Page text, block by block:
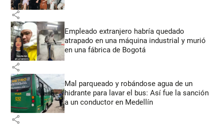
share
Empleado extranjero habría quedado
atrapado en una máquina industrial y murió
en una fábrica de Bogotá
share
Mal parqueado y robándose agua de un
hidrante para lavar el bus: Así fue la sanción
a un conductor en Medellín
share